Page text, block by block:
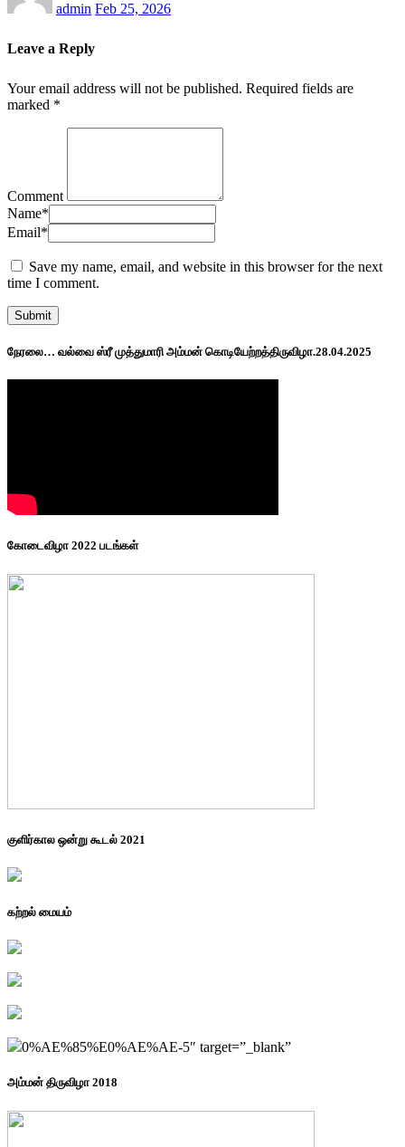
admin Feb 25, 2026
Leave a Reply
Your email address will not be published. Required fields are
marked *
Comment
Name*
Email*
Save my name, email, and website in this browser for the next
time I comment.
நேரலை… வல்வை ஸ்ரீ முத்துமாரி அம்மன் கொடியேற்றத்திருவிழா.28.04.2025
கோடைவிழா 2022 படங்கள்
குளிர்கால ஒன்று கூடல் 2021
கற்றல் மையம்
0%AE%85%E0%AE%AE-5″ target=”_blank”
அம்மன் திருவிழா 2018